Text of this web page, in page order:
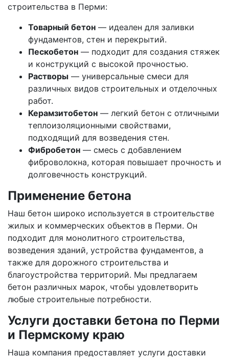
строительства в Перми:
Товарный бетон — идеален для заливки
фундаментов, стен и перекрытий.
Пескобетон — подходит для создания стяжек
и конструкций с высокой прочностью.
Растворы — универсальные смеси для
различных видов строительных и отделочных
работ.
Керамзитобетон — легкий бетон с отличными
теплоизоляционными свойствами,
подходящий для возведения стен.
Фибробетон — смесь с добавлением
фиброволокна, которая повышает прочность и
долговечность конструкций.
Применение бетона
Наш бетон широко используется в строительстве
жилых и коммерческих объектов в Перми. Он
подходит для монолитного строительства,
возведения зданий, устройства фундаментов, а
также для дорожного строительства и
благоустройства территорий. Мы предлагаем
бетон различных марок, чтобы удовлетворить
любые строительные потребности.
Услуги доставки бетона по Перми
и Пермскому краю
Наша компания предоставляет услуги доставки